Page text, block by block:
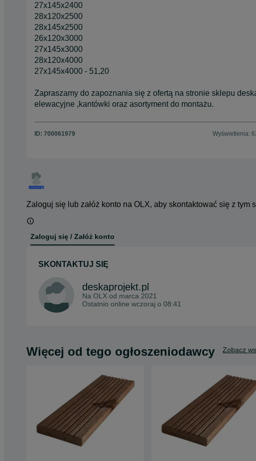
27x145x2400
28x120x2500
28x145x2500
26x120x3000
27x145x3000
28x120x4000
27x145x4000 - 51,20
Zapraszamy do zapoznania się z ofertą na stronie sklepu
elewacyjne ,kantówki oraz asortyment do montażu.
ID: 700061979 Wyświetlenia:
Zaloguj się lub załóż konto na OLX, aby skontaktować się z tym
Zaloguj się / Załóż konto
SKONTAKTUJ SIĘ
deskaprojekt.pl
Na OLX od marca 2021
Ostatnio online wczoraj o 08:41
Więcej od tego ogłoszeniodawcy Zobacz